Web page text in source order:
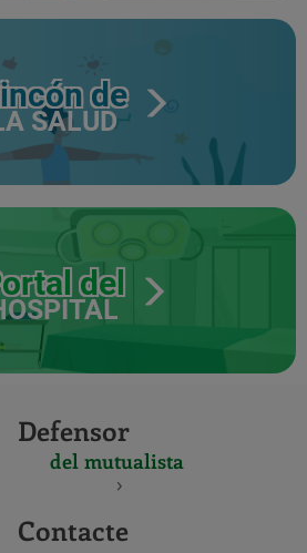
de
SALUD
del
Defensor
del mutualista
Contacte